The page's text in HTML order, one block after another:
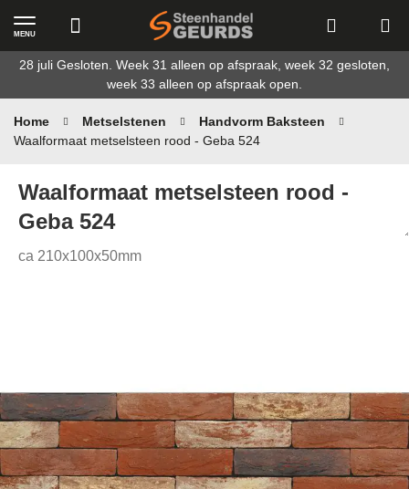
Ga
de
inhoud
28 juli Gesloten. Week 31 alleen op afspraak, week 32 gesloten,
week 33 alleen op afspraak open.
MENU
Home Metselstenen
Handvorm Baksteen
Waalformaat metselsteen rood - Geba 524
Waalformaat metselsteen rood -
Geba 524
ca 210x100x50mm
afbeeldingen-
gallerij